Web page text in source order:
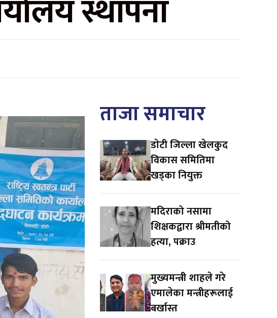
स्थापना
ताजा समाचार
डाेटी जिल्ला खेलकुद
विकास समितिमा
खड्का नियुक्त
मदिराको नसामा
शिक्षकद्वारा श्रीमतीको
हत्या, पक्राउ
मुख्यमन्त्री शाहले गरे
एमालेका मन्त्रीहरूलाई
बर्खास्त